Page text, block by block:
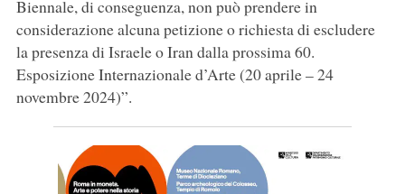
Biennale, di conseguenza, non può prendere in
considerazione alcuna petizione o richiesta di escludere
la presenza di Israele o Iran dalla prossima 60.
Esposizione Internazionale d’Arte (20 aprile – 24
novembre 2024)”.